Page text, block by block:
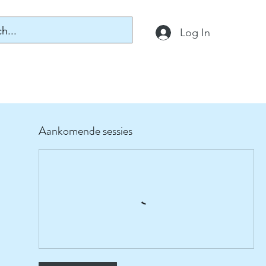
Log In
Aankomende sessies